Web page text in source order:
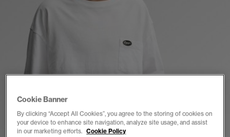
Cookie Banner
By clicking “Accept All Cookies”, you agree to the storing of cookies on
your device to enhance site navigation, analyze site usage, and assist
in our marketing efforts. Cookie Policy